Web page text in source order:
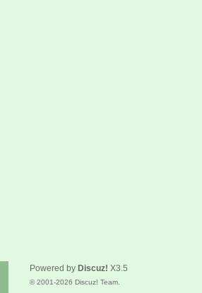
Powered by Discuz! X3.5
© 2001-2026 Discuz! Team